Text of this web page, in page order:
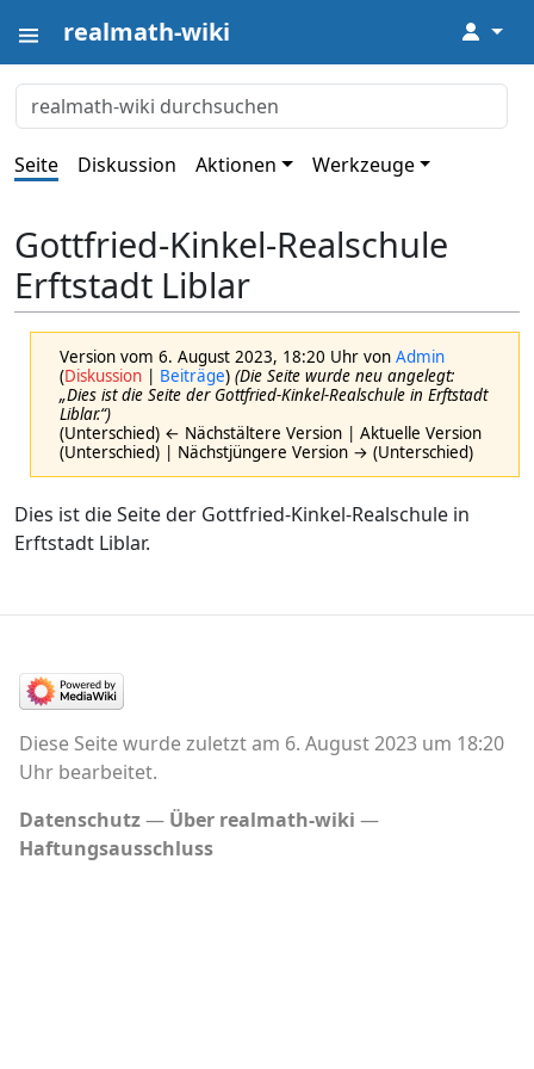
realmath-wiki ↓
Seite Diskussion Aktionen Werkzeuge
Gottfried-Kinkel-Realschule
Erftstadt Liblar
Version vom 6. August 2023, 18:20 Uhr vonAdmin
(Diskussion | Beiträge) (Die Seite wurde neu angelegt:
„Dies ist die Seite der Gottfried-Kinkel-Realschule in Erftstadt
Liblar.“)
(Unterschied) ← Nächstältere Version | Aktuelle Version
(Unterschied) | Nächstjüngere Version → (Unterschied)
Dies ist die Seite der Gottfried-Kinkel-Realschule in
Erftstadt Liblar.
Diese Seite wurde zuletzt am 6. August 2023 um 18:20
Uhr bearbeitet.
Datenschutz
Über realmath-wiki
Haftungsausschluss